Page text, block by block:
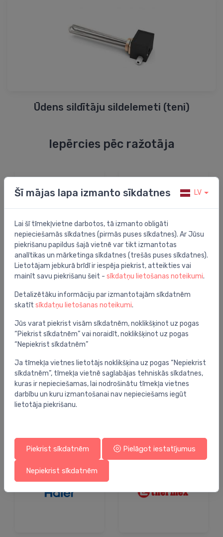
Ūdens sildītāju sildelemeti (teni)
Iepērcies pēc ražotāja
Nav norādīts
Šī mājas lapa izmanto sīkdatnes LV
Lai šī tīmekļvietne darbotos, tā izmanto obligāti
nepieciešamās sīkdatnes (pirmās puses sīkdatnes). Ar Jūsu
piekrišanu papildus šajā vietnē var tikt izmantotas
analītikas un mārketinga sīkdatnes (trešās puses sīkdatnes).
Lietotājam jebkurā brīdī ir iespēja piekrist, atteikties vai
mainīt savu piekrišanu šeit - sīkdatņu lietošanas noteikumi.
Detalizētāku informāciju par izmantotajām sīkdatnēm
skatīt sīkdatņu lietošanas noteikumi.
Jūs varat piekrist visām sīkdatnēm, noklikšķinot uz pogas
“Piekrist sīkdatnēm” vai noraidīt, noklikšķinot uz pogas
“Nepiekrist sīkdatnēm”
Ja tīmekļa vietnes lietotājs noklikšķina uz pogas “Nepiekrist
sīkdatnēm”, tīmekļa vietnē saglabājas tehniskās sīkdatnes,
kuras ir nepieciešamas, lai nodrošinātu tīmekļa vietnes
darbību un kuru izmantošanai nav nepieciešams iegūt
lietotāja piekrišanu.
Piekrist sīkdatnēm Pielāgot iestatījumus
Nepiekrist sīkdatnēm